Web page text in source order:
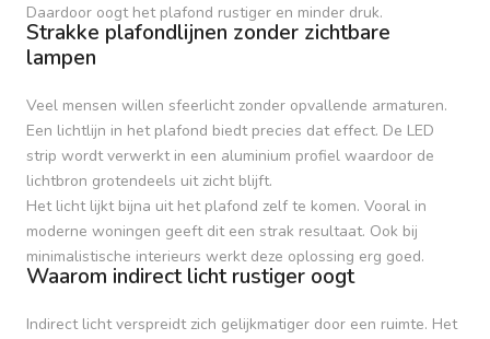
Daardoor oogt het plafond rustiger en minder druk.
Strakke plafondlijnen zonder zichtbare
lampen
Veel mensen willen sfeerlicht zonder opvallende armaturen.
Een lichtlijn in het plafond biedt precies dat effect. De LED
strip wordt verwerkt in een aluminium profiel waardoor de
lichtbron grotendeels uit zicht blijft.
Het licht lijkt bijna uit het plafond zelf te komen. Vooral in
moderne woningen geeft dit een strak resultaat. Ook bij
minimalistische interieurs werkt deze oplossing erg goed.
Waarom indirect licht rustiger oogt
Indirect licht verspreidt zich gelijkmatiger door een ruimte. Het